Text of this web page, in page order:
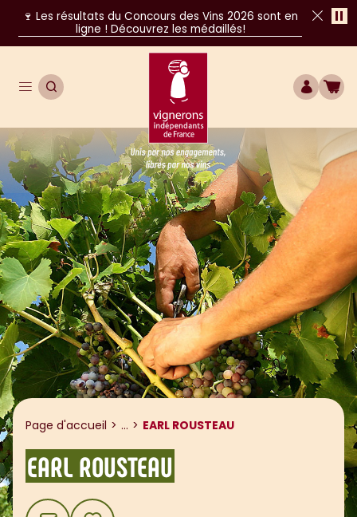
🍷 Les résultats du Concours des Vins 2026 sont en
ligne ! Découvrez les médaillés!
Ouvrir le menu de navigation
OUVRIR LA RECHERCHE
Unis par nos engagements, libres par
COMPTE
Page d'accueil ... Afficher le fil d'ariane
EARL ROUSTEAU
EARL ROUSTEAU